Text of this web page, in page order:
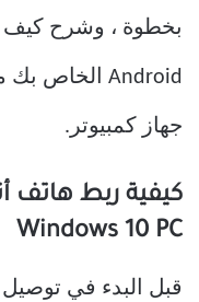
بخطوة ، وشرح كيف
جهاز كمبيوتر.
كيفية ربط هاتف
Windows 10 PC
قبل البدء في توصيل